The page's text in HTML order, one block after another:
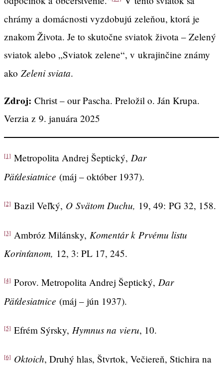
chrámy a domácnosti vyzdobujú zeleňou, ktorá je
znakom Života. Je to skutočne sviatok života – Zelený
sviatok alebo „Sviatok zelene“, v ukrajinčine známy
ako Zeleni sviata.
Zdroj: Christ – our Pascha. Preložil o. Ján Krupa.
Verzia z 9. januára 2025
[1] Metropolita Andrej Šeptický, Dar
Päťdesiatnice (máj – október 1937).
[2] Bazil Veľký, O Svätom Duchu, 19, 49: PG 32, 158.
[3] Ambróz Milánsky, Komentár k Prvému listu
Korinťanom, 12, 3: PL 17, 245.
[4] Porov. Metropolita Andrej Šeptický, Dar
Päťdesiatnice (máj – jún 1937).
[5] Efrém Sýrsky, Hymnus na vieru, 10.
[6] Oktoich, Druhý hlas, Štvrtok, Večiereň, Stichira na